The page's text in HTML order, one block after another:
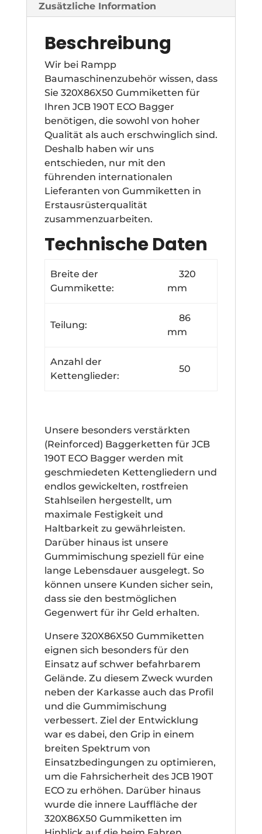
Zusätzliche Information
Beschreibung
Wir bei Rampp
Baumaschinenzubehör wissen, dass
Sie 320X86X50 Gummiketten für
Ihren JCB 190T ECO Bagger
benötigen, die sowohl von hoher
Qualität als auch erschwinglich sind.
Deshalb haben wir uns
entschieden, nur mit den
führenden internationalen
Lieferanten von Gummiketten in
Erstausrüsterqualität
zusammenzuarbeiten.
Technische Daten
Breite der
Gummikette:
320
mm
Teilung:
86
mm
Anzahl der
Kettenglieder:
50
Unsere besonders verstärkten
(Reinforced) Baggerketten für JCB
190T ECO Bagger werden mit
geschmiedeten Kettengliedern und
endlos gewickelten, rostfreien
Stahlseilen hergestellt, um
maximale Festigkeit und
Haltbarkeit zu gewährleisten.
Darüber hinaus ist unsere
Gummimischung speziell für eine
lange Lebensdauer ausgelegt. So
können unsere Kunden sicher sein,
dass sie den bestmöglichen
Gegenwert für ihr Geld erhalten.
Unsere 320X86X50 Gummiketten
eignen sich besonders für den
Einsatz auf schwer befahrbarem
Gelände. Zu diesem Zweck wurden
neben der Karkasse auch das Profil
und die Gummimischung
verbessert. Ziel der Entwicklung
war es dabei, den Grip in einem
breiten Spektrum von
Einsatzbedingungen zu optimieren,
um die Fahrsicherheit des JCB 190T
ECO zu erhöhen. Darüber hinaus
wurde die innere Lauffläche der
320X86X50 Gummiketten im